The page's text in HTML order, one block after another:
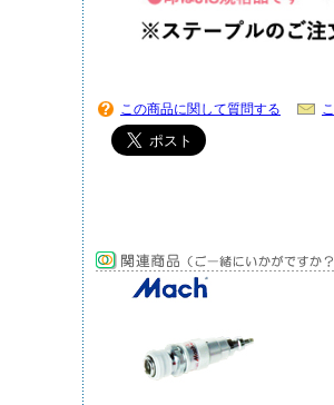
この商品に関して質問する